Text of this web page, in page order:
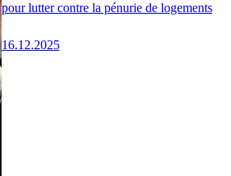
pour lutter contre la pénurie de logements
16.12.2025